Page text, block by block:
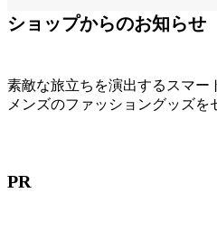
ショップからのお知らせ
素敵な旅立ちを演出するスマー
メンズのファッショングッズを
PR